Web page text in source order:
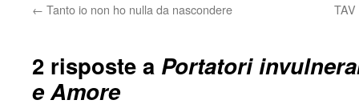
← Tanto io non ho nulla da nascondere
2 risposte a Portatori
e Amore